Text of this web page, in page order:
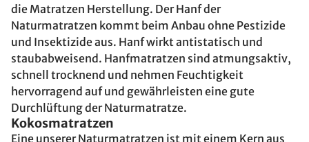
die Matratzen Herstellung. Der Hanf der
Naturmatratzen kommt beim Anbau ohne Pestizide
und Insektizide aus. Hanf wirkt antistatisch und
staubabweisend. Hanfmatratzen sind atmungsaktiv,
schnell trocknend und nehmen Feuchtigkeit
hervorragend auf und gewährleisten eine gute
Durchlüftung der Naturmatratze.
Kokosmatratzen
Eine unserer Naturmatratzen ist mit einem Kern aus